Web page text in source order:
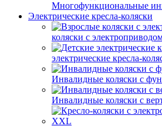
Многофункциональные
Электрические кресла-коляски
коляски с
электрические кресла-
Инвалидные коляски с
Инвалидные коляски с